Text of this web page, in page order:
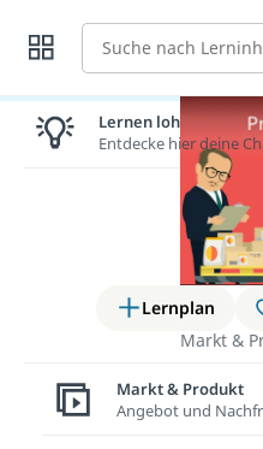
Suche
Lernplan
Markt &
Lernen lohnt sich!
Entdecke hier deine
Markt & Produkt
Angebot und